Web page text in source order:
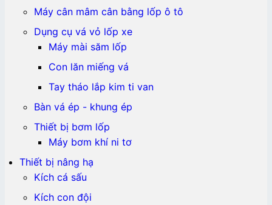
Máy cân mâm cân bằng lốp ô tô
Dụng cụ vá vỏ lốp xe
Máy mài săm lốp
Con lăn miếng vá
Tay tháo lắp kim ti van
Bàn vá ép - khung ép
Thiết bị bơm lốp
Máy bơm khí ni tơ
Thiết bị nâng hạ
Kích cá sấu
Kích con đội